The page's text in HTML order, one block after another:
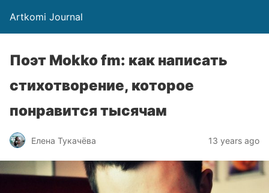
Artkomi Journal
Поэт Mokko fm: как написать
стихотворение, которое
понравится тысячам
Елена Тукачёва 13 years ago